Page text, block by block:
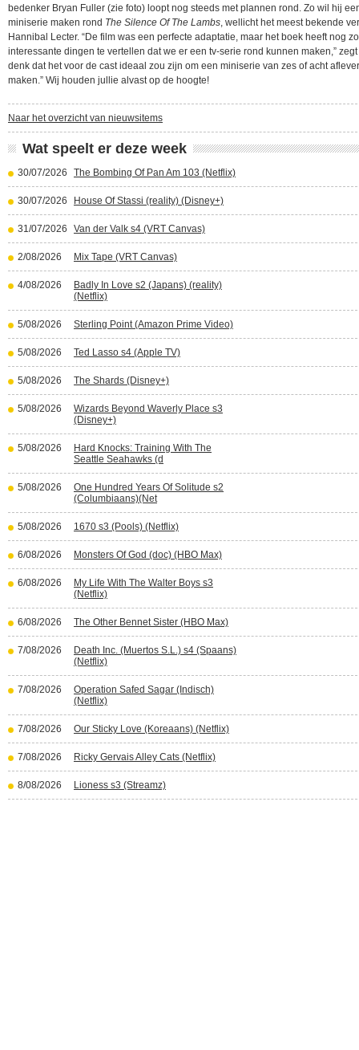
bedenker Bryan Fuller (zie foto) loopt nog steeds met plannen rond. Zo wil hij
miniserie maken rond The Silence Of The Lambs, wellicht het meest bekende
Hannibal Lecter. “De film was een perfecte adaptatie, maar het boek heeft nog
interessante dingen te vertellen dat we er een tv-serie rond kunnen maken,” zegt
denk dat het voor de cast ideaal zou zijn om een miniserie van zes of acht
maken.” Wij houden jullie alvast op de hoogte!
Naar het overzicht van nieuwsitems
Wat speelt er deze week
30/07/2026 The Bombing Of Pan Am 103 (Netflix)
30/07/2026 House Of Stassi (reality) (Disney+)
31/07/2026 Van der Valk s4 (VRT Canvas)
2/08/2026 Mix Tape (VRT Canvas)
4/08/2026
Badly In Love s2 (Japans) (reality)
(Netflix)
5/08/2026 Sterling Point (Amazon Prime Video)
5/08/2026 Ted Lasso s4 (Apple TV)
5/08/2026 The Shards (Disney+)
5/08/2026
Wizards Beyond Waverly Place s3
(Disney+)
5/08/2026
Hard Knocks: Training With The
Seattle Seahawks (d
5/08/2026
One Hundred Years Of Solitude s2
(Columbiaans)(Net
5/08/2026 1670 s3 (Pools) (Netflix)
6/08/2026 Monsters Of God (doc) (HBO Max)
6/08/2026
My Life With The Walter Boys s3
(Netflix)
6/08/2026 The Other Bennet Sister (HBO Max)
7/08/2026
Death Inc. (Muertos S.L.) s4 (Spaans)
(Netflix)
7/08/2026
Operation Safed Sagar (Indisch)
(Netflix)
7/08/2026 Our Sticky Love (Koreaans) (Netflix)
7/08/2026 Ricky Gervais Alley Cats (Netflix)
8/08/2026 Lioness s3 (Streamz)